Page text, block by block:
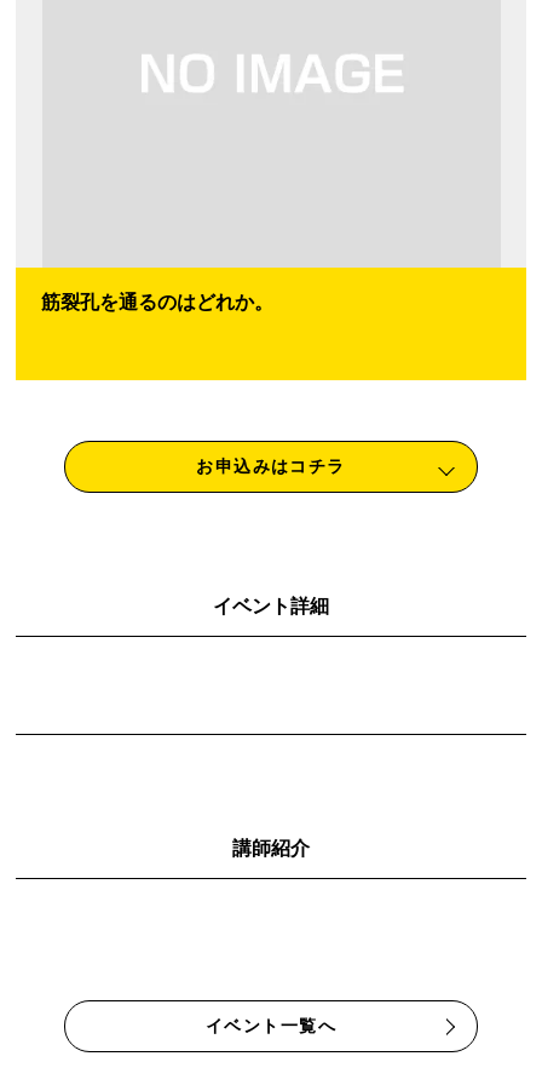
筋裂孔を通るのはどれか。
お申込みはコチラ
イベント詳細
講師紹介
イベント一覧へ